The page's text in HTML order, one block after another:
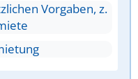
Vorgaben, z.